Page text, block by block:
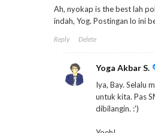
Ah, nyokap is the best lah
indah, Yog. Postingan lo ini
Reply Delete
Yoga Akbar S.
Iya, Bay. Selalu
untuk kita. Pas
dibilangin. :')